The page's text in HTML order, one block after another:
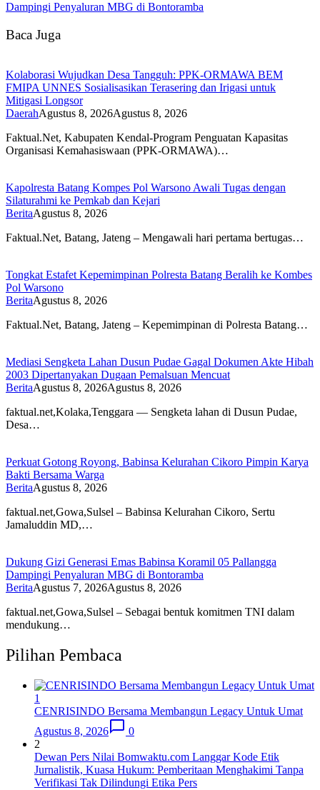
Dampingi Penyaluran MBG di Bontoramba
Baca Juga
Kolaborasi Wujudkan Desa Tangguh: PPK-ORMAWA BEM
FMIPA UNNES Sosialisasikan Terasering dan Irigasi untuk
Mitigasi Longsor
DaerahAgustus 8, 2026Agustus 8, 2026
Faktual.Net, Kabupaten Kendal-Program Penguatan Kapasitas
Organisasi Kemahasiswaan (PPK-ORMAWA)…
Kapolresta Batang Kompes Pol Warsono Awali Tugas dengan
Silaturahmi ke Pemkab dan Kejari
BeritaAgustus 8, 2026
Faktual.Net, Batang, Jateng – Mengawali hari pertama bertugas…
Tongkat Estafet Kepemimpinan Polresta Batang Beralih ke Kombes
Pol Warsono
BeritaAgustus 8, 2026
Faktual.Net, Batang, Jateng – Kepemimpinan di Polresta Batang…
Mediasi Sengketa Lahan Dusun Pudae Gagal Dokumen Akte Hibah
2003 Dipertanyakan Dugaan Pemalsuan Mencuat
BeritaAgustus 8, 2026Agustus 8, 2026
faktual.net,Kolaka,Tenggara — Sengketa lahan di Dusun Pudae,
Desa…
Perkuat Gotong Royong, Babinsa Kelurahan Cikoro Pimpin Karya
Bakti Bersama Warga
BeritaAgustus 8, 2026
faktual.net,Gowa,Sulsel – Babinsa Kelurahan Cikoro, Sertu
Jamaluddin MD,…
Dukung Gizi Generasi Emas Babinsa Koramil 05 Pallangga
Dampingi Penyaluran MBG di Bontoramba
BeritaAgustus 7, 2026Agustus 8, 2026
faktual.net,Gowa,Sulsel – Sebagai bentuk komitmen TNI dalam
mendukung…
Pilihan Pembaca
1
CENRISINDO Bersama Membangun Legacy Untuk Umat
Agustus 8, 2026
0
2
Dewan Pers Nilai Bomwaktu.com Langgar Kode Etik
Jurnalistik, Kuasa Hukum: Pemberitaan Menghakimi Tanpa
Verifikasi Tak Dilindungi Etika Pers